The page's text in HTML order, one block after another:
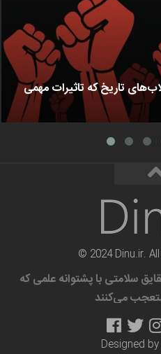
تاریخ که تاثیرات مهمی
© 2024 Dinu.ir.
حقایق سلامتی با پشتوانه علمی که
می‌کنند
Designed by